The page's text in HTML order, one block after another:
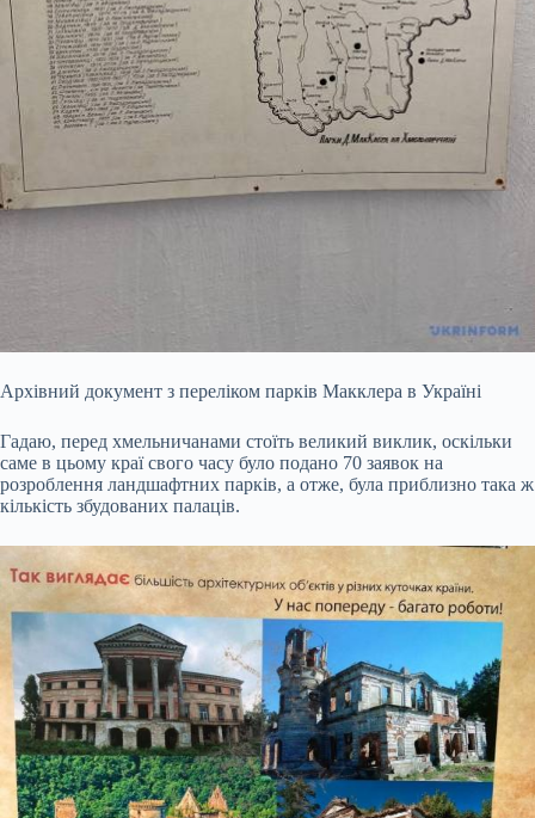
Архівний документ з переліком парків Макклера в Україні
Гадаю, перед хмельничанами стоїть великий виклик, оскільки
саме в цьому краї свого часу було подано 70 заявок на
розроблення ландшафтних парків, а отже, була приблизно така ж
кількість збудованих палаців.